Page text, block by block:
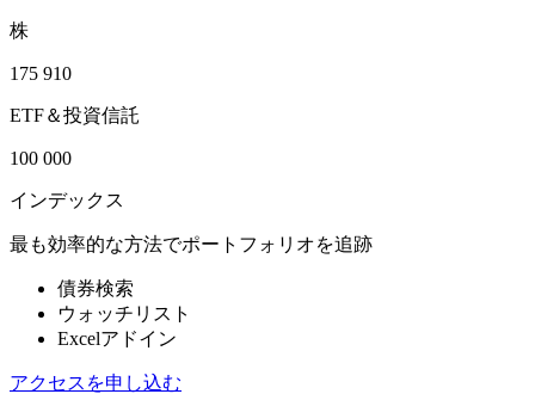
株
175 910
ETF＆投資信託
100 000
インデックス
最も効率的な方法でポートフォリオを追跡
債券検索
ウォッチリスト
Excelアドイン
アクセスを申し込む